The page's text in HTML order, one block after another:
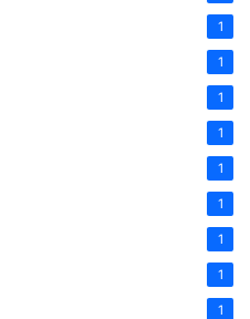
1
1
1
1
1
1
1
1
1